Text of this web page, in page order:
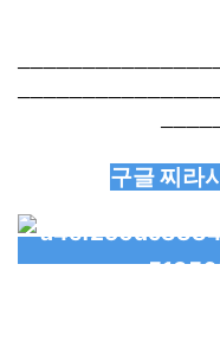
구글 찌라